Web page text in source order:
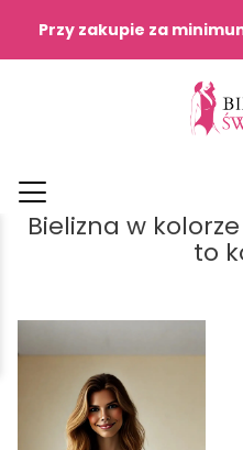
Przy zakupie za
Bielizna w
to